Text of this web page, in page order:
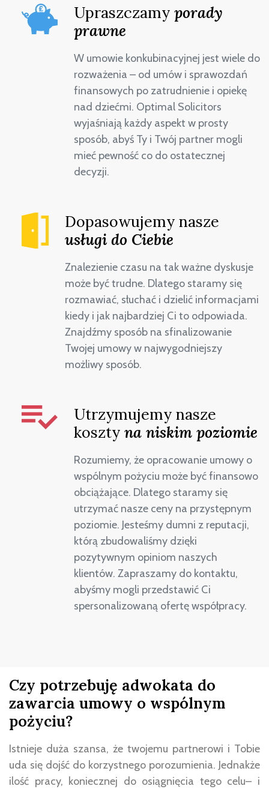
Upraszczamyporady
prawne
W umowie konkubinacyjnej jest wiele do
rozważenia – od umów i sprawozdań
finansowych po zatrudnienie i opiekę
nad dziećmi. Optimal Solicitors
wyjaśniają każdy aspekt w prosty
sposób, abyś Ty i Twój partner mogli
mieć pewność co do ostatecznej
decyzji.
Dopasowujemy nasze
usługi do Ciebie
Znalezienie czasu na tak ważne dyskusje
może być trudne. Dlatego staramy się
rozmawiać, słuchać i dzielić informacjami
kiedy i jak najbardziej Ci to odpowiada.
Znajdźmy sposób na sfinalizowanie
Twojej umowy w najwygodniejszy
możliwy sposób.
Utrzymujemy nasze
koszty na niskim poziomie
Rozumiemy, że opracowanie umowy o
wspólnym pożyciu może być finansowo
obciążające. Dlatego staramy się
utrzymać nasze ceny na przystępnym
poziomie. Jesteśmy dumni z reputacji,
którą zbudowaliśmy dzięki
pozytywnym opiniom naszych
klientów. Zapraszamy do kontaktu,
abyśmy mogli przedstawić Ci
spersonalizowaną ofertę współpracy.
Czy potrzebuję adwokata do
zawarcia umowy o wspólnym
pożyciu?
Istnieje duża szansa, że ​​twojemu partnerowi i Tobie
uda się dojść do korzystnego porozumienia. Jednakże
ilość pracy, koniecznej do osiągnięcia tego celu– i